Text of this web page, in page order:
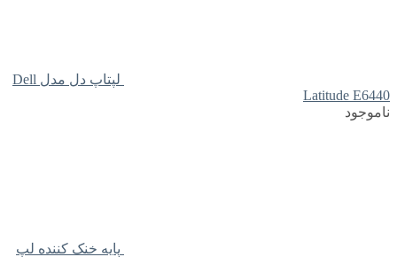
لپتاپ دل مدل Dell
Latitude E6440
ناموجود
پایه خنک کننده لپ